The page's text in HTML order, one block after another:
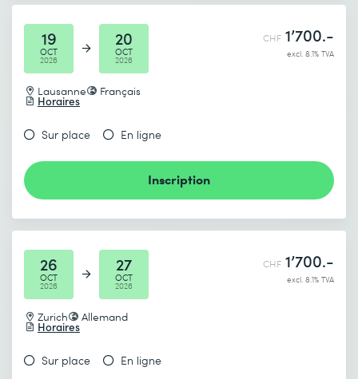
19
OCT
2026
20
OCT
2026
Lausanne Français
Horaires
CHF 1’700.-
excl. 8.1% TVA
Sur place En ligne
Inscription
26
OCT
2026
27
OCT
2026
Zurich Allemand
Horaires
CHF 1’700.-
excl. 8.1% TVA
Sur place En ligne